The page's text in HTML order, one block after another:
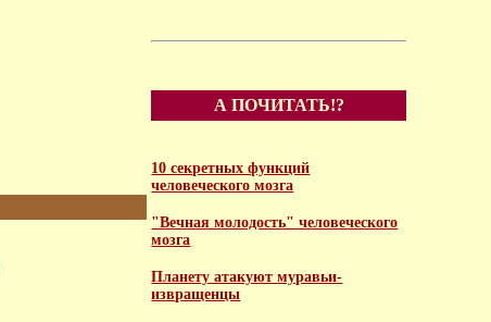
А ПОЧИТАТЬ!?
10 секретных функций
человеческого мозга
"Вечная молодость" человеческого
мозга
Планету атакуют муравьи-
извращенцы